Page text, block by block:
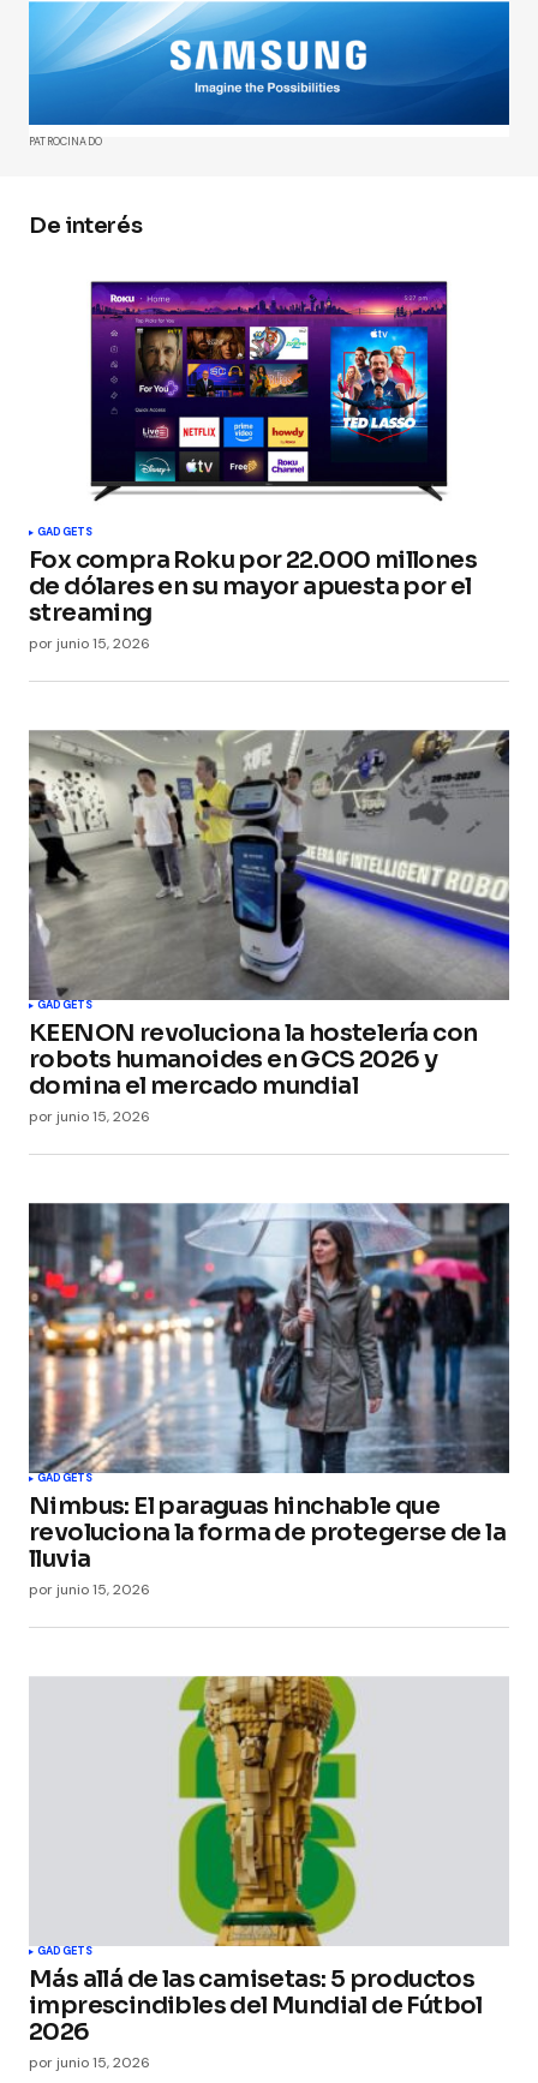
Tu dirección de correo electrónico no será
publicada.Los campos obligatorios están
marcados con*
Comment*
Your E-mail*
Guarda mi nombre, correo electrónico y web en
este navegador para la próxima vez que
comente.
PATROCINADO
De interés
GADGETS
Fox compra Roku por 22.000 millones
de dólares en su mayor apuesta por el
streaming
por junio 15, 2026
GADGETS
KEENON revoluciona la hostelería con
robots humanoides en GCS 2026 y
domina el mercado mundial
por junio 15, 2026
GADGETS
Nimbus: El paraguas hinchable que
revoluciona la forma de protegerse de la
lluvia
por junio 15, 2026
GADGETS
Más allá de las camisetas: 5 productos
imprescindibles del Mundial de Fútbol
2026
por junio 15, 2026